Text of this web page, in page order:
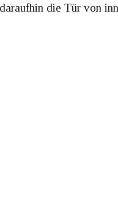
die Tür von